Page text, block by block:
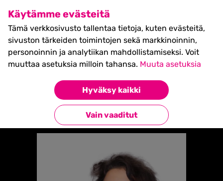
Käytämme evästeitä
Tämä verkkosivusto tallentaa tietoja, kuten evästeitä,
sivuston tärkeiden toimintojen sekä markkinoinnin,
personoinnin ja analytiikan mahdollistamiseksi. Voit
muuttaa asetuksia milloin tahansa. Muuta asetuksia
Hyväksy kaikki
Vain vaaditut
SHIFT Business Festival
27.5.2027, Turku - liput
myynnissä nyt! >>
CATALINA BUTNARU
Takaisin esiintyjiin